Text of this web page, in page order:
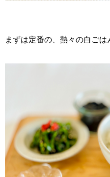
まずは定番の、熱々の白ごは